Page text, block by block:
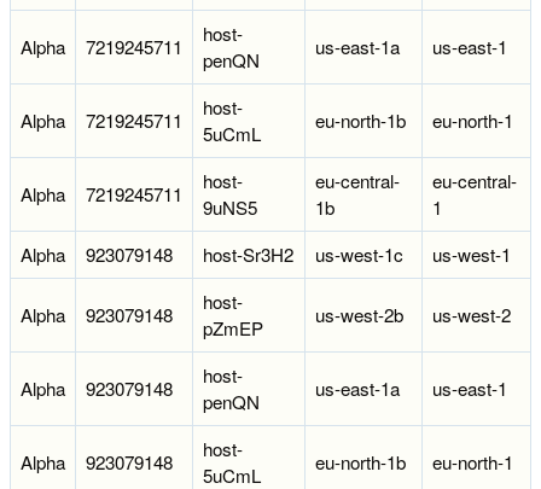
Alpha 7219245711
host-
penQN
us-east-1a us-east-1
Alpha 7219245711
host-
5uCmL
eu-north-1b eu-north-1
Alpha 7219245711
host-
9uNS5
eu-central-
1b
eu-central-
1
Alpha
923079148 host-Sr3H2 us-west-1c us-west-1
Alpha 923079148
host-
pZmEP
us-west-2b us-west-2
Alpha 923079148
host-
penQN
us-east-1a us-east-1
Alpha 923079148
host-
5uCmL
eu-north-1b eu-north-1